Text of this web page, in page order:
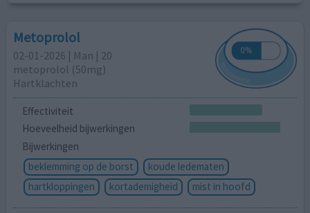
Metoprolol
02-01-2026 | Man | 20
metoprolol (50mg)
Hartklachten
Effectiviteit
Hoeveelheid bijwerkingen
Bijwerkingen
beklemming op de borst
koude ledematen
hartkloppingen
kortademigheid mist in hoofd